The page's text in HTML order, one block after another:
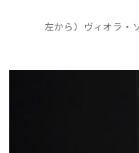
左から）ヴィオラ・